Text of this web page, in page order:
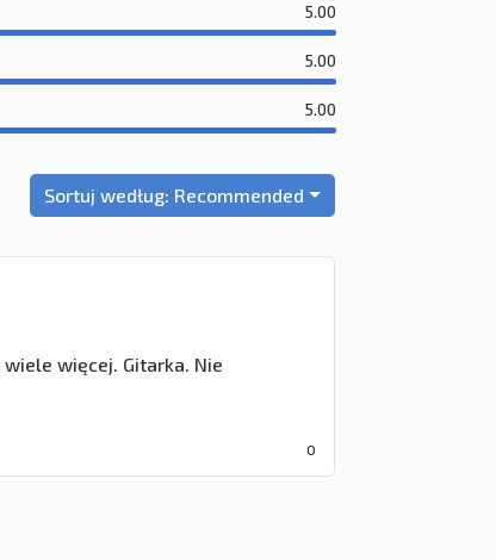
5.00
5.00
5.00
Sortuj według: Recommended
więcej. Gitarka. Nie
0